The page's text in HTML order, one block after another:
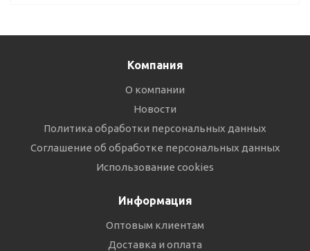
Компания
О компании
Новости
Политика обработки персональных данных
Соглашение об обработке персональных данных
Использование cookies
Информация
Оптовым клиентам
Доставка и оплата